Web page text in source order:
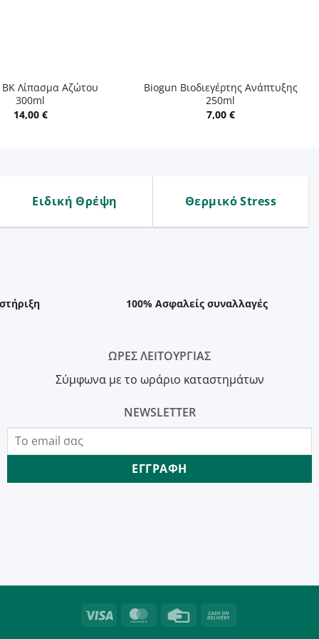
Λίπασμα Αζώτου
300ml
14,00 €
Biogun Βιοδιεγέρτης Ανάπτυξης
250ml
7,00 €
Ειδική Θρέψη Θερμικό Stress
100% Ασφαλείς συναλλαγές
ΩΡΕΣ ΛΕΙΤΟΥΡΓΙΑΣ
Σύμφωνα με το ωράριο καταστημάτων
NEWSLETTER
Visa MasterCard
Credit